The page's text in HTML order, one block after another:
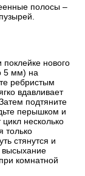
полосы –
нового
5 мм) на
ребристым
вдавливает
подтяните
перышком и
несколько
только
стянутся и
комнатной